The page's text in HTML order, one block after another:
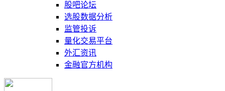
股吧论坛
选股数据分析
监管投诉
量化交易平台
外汇资讯
金融官方机构